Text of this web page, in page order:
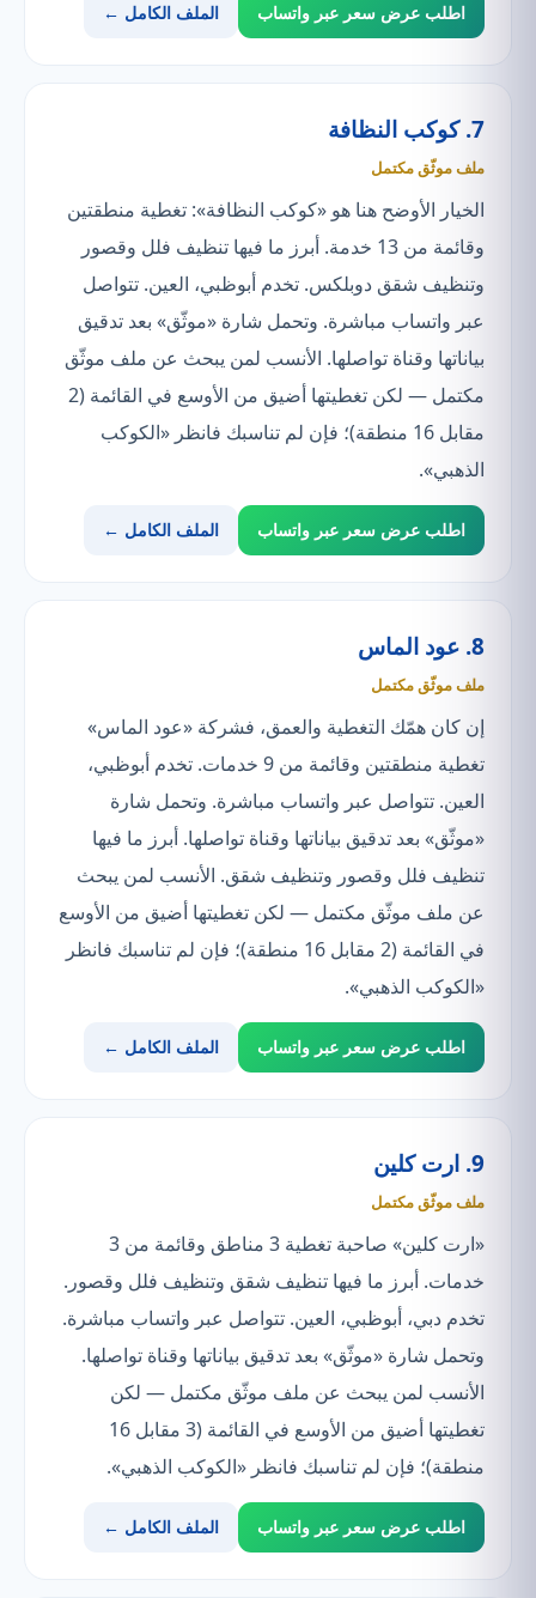
اطلب عرض سعر عبر واتساب الملف الكامل ←
7. كوكب النظافة
ملف موثّق مكتمل
الخيار الأوضح هنا هو «كوكب النظافة»: تغطية منطقتين
وقائمة من 13 خدمة. أبرز ما فيها تنظيف فلل وقصور
وتنظيف شقق دوبلكس. تخدم أبوظبي، العين. تتواصل
عبر واتساب مباشرة. وتحمل شارة «موثّق» بعد تدقيق
بياناتها وقناة تواصلها. الأنسب لمن يبحث عن ملف موثّق
مكتمل — لكن تغطيتها أضيق من الأوسع في القائمة (2
مقابل 16 منطقة)؛ فإن لم تناسبك فانظر «الكوكب
الذهبي».
اطلب عرض سعر عبر واتساب الملف الكامل ←
8. عود الماس
ملف موثّق مكتمل
إن كان همّك التغطية والعمق، فشركة «عود الماس»
تغطية منطقتين وقائمة من 9 خدمات. تخدم أبوظبي،
العين. تتواصل عبر واتساب مباشرة. وتحمل شارة
«موثّق» بعد تدقيق بياناتها وقناة تواصلها. أبرز ما فيها
تنظيف فلل وقصور وتنظيف شقق. الأنسب لمن يبحث
عن ملف موثّق مكتمل — لكن تغطيتها أضيق من الأوسع
في القائمة (2 مقابل 16 منطقة)؛ فإن لم تناسبك فانظر
«الكوكب الذهبي».
اطلب عرض سعر عبر واتساب الملف الكامل ←
9. ارت كلين
ملف موثّق مكتمل
«ارت كلين» صاحبة تغطية 3 مناطق وقائمة من 3
خدمات. أبرز ما فيها تنظيف شقق وتنظيف فلل وقصور.
تخدم دبي، أبوظبي، العين. تتواصل عبر واتساب مباشرة.
وتحمل شارة «موثّق» بعد تدقيق بياناتها وقناة تواصلها.
الأنسب لمن يبحث عن ملف موثّق مكتمل — لكن
تغطيتها أضيق من الأوسع في القائمة (3 مقابل 16
منطقة)؛ فإن لم تناسبك فانظر «الكوكب الذهبي».
اطلب عرض سعر عبر واتساب الملف الكامل ←